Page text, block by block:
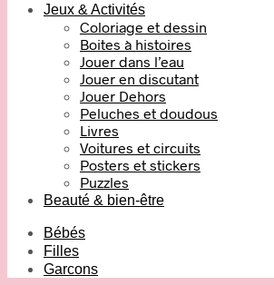
Jeux & Activités
Coloriage et dessin
Boites à histoires
Jouer dans l’eau
Jouer en discutant
Jouer Dehors
Peluches et doudous
Livres
Voitures et circuits
Posters et stickers
Puzzles
Beauté & bien-être
Bébés
Filles
Garcons